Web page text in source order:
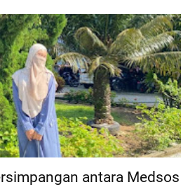
antara Medsos